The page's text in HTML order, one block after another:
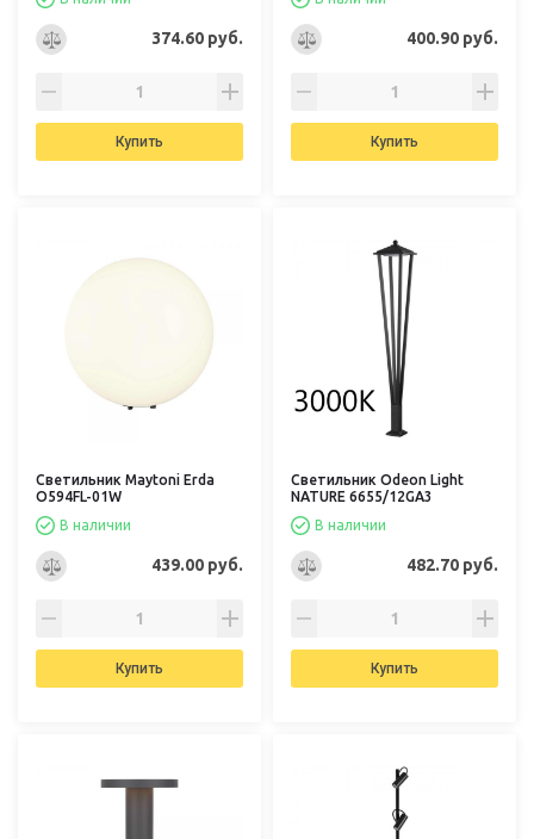
374.60 руб.
Купить
400.90 руб.
Купить
Светильник Maytoni Erda
O594FL-01W
В наличии
439.00 руб.
Купить
Светильник Odeon Light
NATURE 6655/12GA3
В наличии
482.70 руб.
Купить